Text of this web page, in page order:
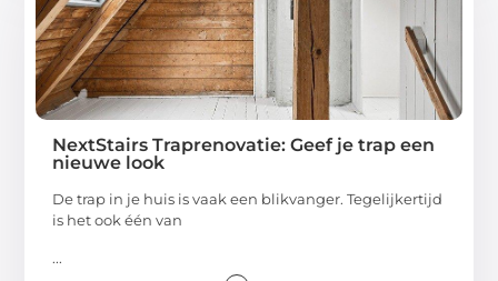
NextStairs Traprenovatie: Geef je trap een
nieuwe look
De trap in je huis is vaak een blikvanger. Tegelijkertijd
is het ook één van
...